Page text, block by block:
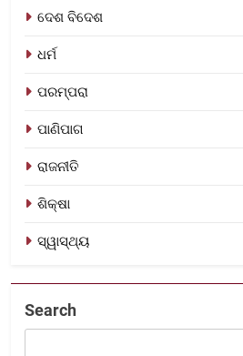
ଦେଶ ବିଦେଶ
ଧର୍ମ
ପରମ୍ପରା
ପାଣିପାଗ
ରାଜନୀତି
ଶିକ୍ଷା
ସ୍ୱାସ୍ଥ୍ୟ
Search